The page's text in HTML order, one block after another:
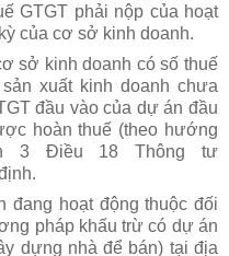
GTGT phải nộp của hoạt
của cơ sở kinh doanh.
sở kinh doanh có số thuế
xuất kinh doanh chưa
đầu vào của dự án đầu
hoàn thuế (theo hướng
3 Điều 18Thông tư
hoạt động thuộc đối
pháp khấu trừ có dự án
dựng nhà để bán) tại địa